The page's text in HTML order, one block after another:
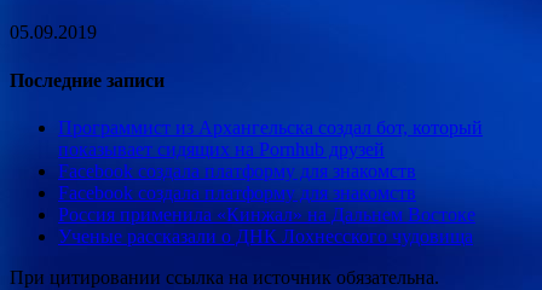
05.09.2019
Последние записи
Программист из Архангельска создал бот, который
показывает сидящих на Pornhub друзей
Facebook создала платформу для знакомств
Facebook создала платформу для знакомств
Россия применила «Кинжал» на Дальнем Востоке
Ученые рассказали о ДНК Лохнесского чудовища
При цитировании ссылка на источник обязательна.